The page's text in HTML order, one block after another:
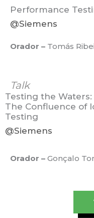
Performance
@Siemens
Orador – Tomás
Talk
Testing the Waters:
The Confluence of
Testing
@Siemens
Orador – Gonçalo